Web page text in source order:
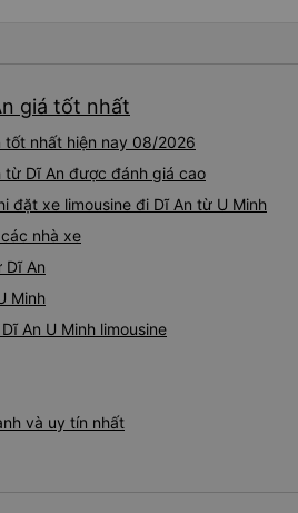
giá tốt nhất
tốt nhất hiện nay 08/2026
từ Dĩ An được đánh giá cao
đặt xe limousine đi Dĩ An từ U Minh
nhà xe
Dĩ An
Minh
An U Minh limousine
và uy tín nhất